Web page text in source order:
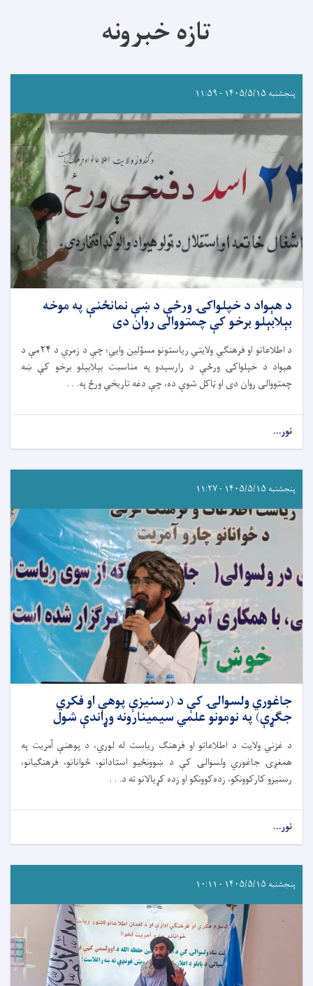
تازه خبرونه
پنجشنبه ۱۴۰۵/۵/۱۵ - ۱۱:۵۹
د هېواد د خپلواکۍ ورځې د ښې نمانځنې په موخه
بېلابېلو برخو کې چمتووالی روان دی
د اطلاعاتو او فرهنګي ولایتي ریاستونو مسؤلین وایي؛ چې د زمري د ۲۴مې د
هېواد د خپلواکۍ ورځې د رارسېدو په مناسبت بېلابېلو برخو کې ښه
چمتووالی روان دی او ټاکل شوې ده، چې دغه تاریخي ورځ په. . .
نور...
پنجشنبه ۱۴۰۵/۵/۱۵ - ۱۱:۲۷
جاغوري ولسوالۍ کې د (رسنیزې پوهې او فکري
جګړې) په نومونو علمي سیمینارونه وړاندې شول
د غزني ولایت د اطلاعاتو او فرهنګ ریاست له لوري، د پوهنې آمریت په
همغږۍ جاغوري ولسوالۍ کې د ښوونځیو استادانو، ځوانانو، فرهنګیانو،
رسنیزو کارکوونکو، زده‌کوونکو او زده کړیالانو ته د. . .
نور...
پنجشنبه ۱۴۰۵/۵/۱۵ - ۱۰:۱۱